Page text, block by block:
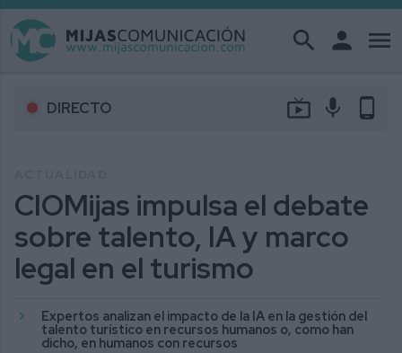
search person menu
DIRECTO live_tv mic phone_android
CIOMijas impulsa el debate
sobre talento, IA y marco
legal en el turismo
Expertos analizan el impacto de la IA en la gestión del
talento turístico en recursos humanos o, como han
dicho, en humanos con recursos